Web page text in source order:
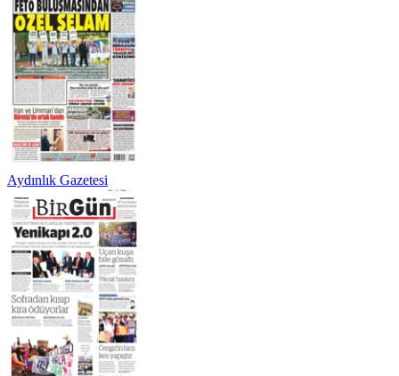
Aydınlık Gazetesi